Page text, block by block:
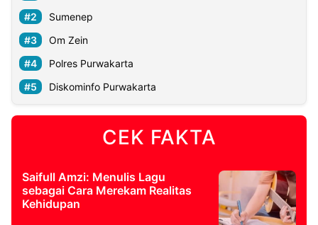
Sumenep
Om Zein
Polres Purwakarta
Diskominfo Purwakarta
CEK FAKTA
Saifull Amzi: Menulis Lagu
sebagai Cara Merekam Realitas
Kehidupan